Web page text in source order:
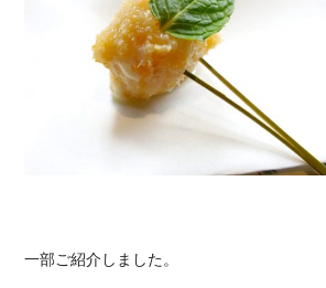
一部ご紹介しました。